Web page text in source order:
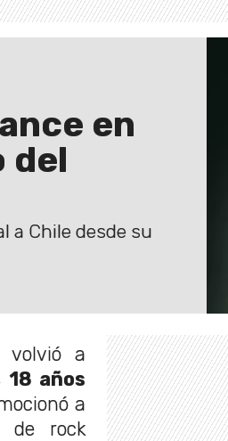
en
del
a Chile desde su
volvió a
18 años
a
de rock